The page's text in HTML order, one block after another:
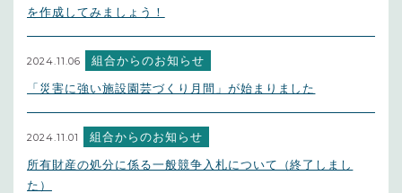
を作成してみましょう！
2024.11.06 組合からのお知らせ
「災害に強い施設園芸づくり月間」が始まりました
2024.11.01 組合からのお知らせ
所有財産の処分に係る一般競争入札について（終了しまし
た）